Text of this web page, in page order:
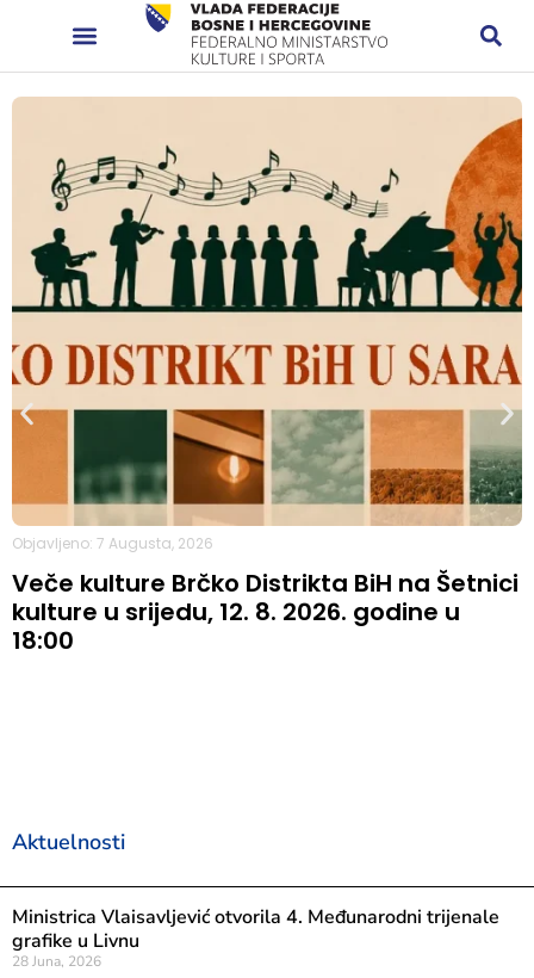
Objavljeno: 7 Augusta, 2026
Veče kulture Brčko Distrikta BiH na Šetnici
kulture u srijedu, 12. 8. 2026. godine u
18:00
Aktuelnosti
Ministrica Vlaisavljević otvorila 4. Međunarodni trijenale
grafike u Livnu
28 Juna, 2026